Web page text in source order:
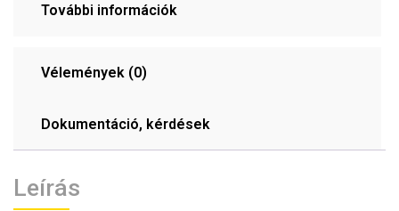
További információk
Vélemények (0)
Dokumentáció, kérdések
Leírás